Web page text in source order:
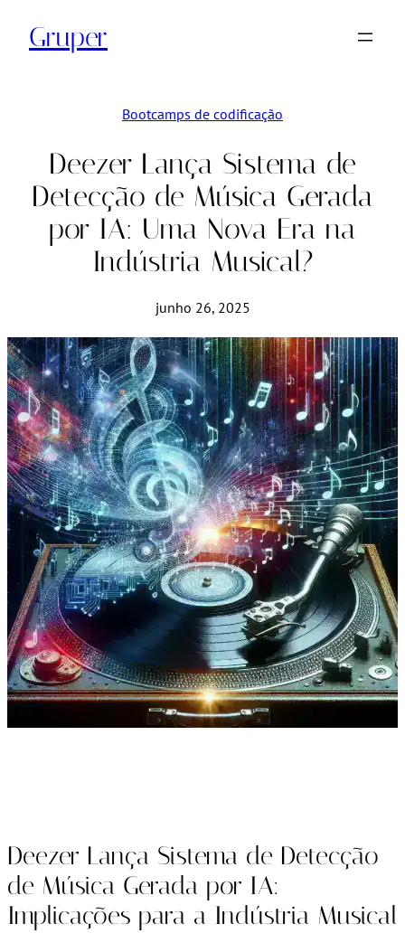
paraGruper
Bootcamps de codificação
Deezer Lança Sistema de
Detecção de Música Gerada
por IA: Uma Nova Era na
Indústria Musical?
junho 26, 2025
Deezer Lança Sistema de Detecção
de Música Gerada por IA:
Implicações para a Indústria Musical